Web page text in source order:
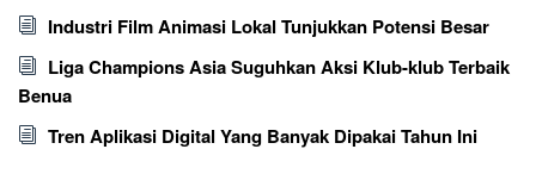
Industri Film Animasi Lokal Tunjukkan Potensi Besar
Liga Champions Asia Suguhkan Aksi Klub-klub Terbaik
Benua
Tren Aplikasi Digital Yang Banyak Dipakai Tahun Ini